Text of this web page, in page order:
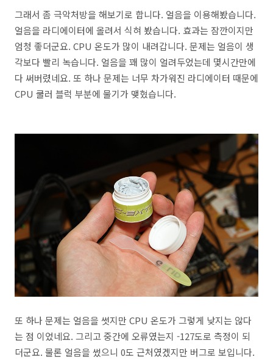
그래서 좀 극악처방을 해보기로 합니다. 얼음을 이용해봤습니다.
얼음을 라디에이터에 올려서 식혀 봤습니다. 효과는 잠깐이지만
엄청 좋더군요. CPU 온도가 많이 내려갑니다. 문제는 얼음이 생
각보다 빨리 녹습니다. 얼음을 꽤 많이 얼려두었는데 몇시간만에
다 써버렸네요. 또 하나 문제는 너무 차가워진 라디에이터 때문에
CPU 쿨러 블럭 부분에 물기가 맺혔습니다.
또 하나 문제는 얼음을 썻지만 CPU 온도가 그렇게 낮지는 않다
는 점 이었네요. 그리고 중간에 오류였는지 -127도로 측정이 되
더군요. 물론 얼음을 썼으니 0도 근처였겠지만 버그로 보입니다.